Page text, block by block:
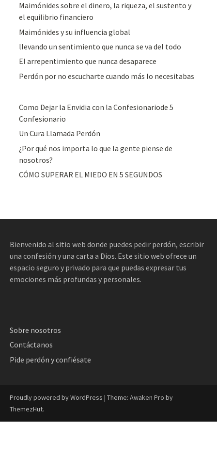
Maimónides sobre el dinero, la riqueza, el sustento y
el equilibrio financiero
Maimónides y su influencia global
llevando un sentimiento que nunca se va del todo
El arrepentimiento que nunca desaparece
Perdón por no escucharte cuando más lo necesitabas
Como Dejar la Envidia con la Confesionariode 5
Confesionario
Un Cura Llamada Perdón
¿Por qué nos importa lo que la gente piense de
nosotros?
CÓMO SUPERAR EL MIEDO EN 5 SEGUNDOS
Bienvenido al sitio web donde puedes pedir perdón, escribir
una confesión y una carta a Dios. Este sitio web ofrece un
espacio seguro y privado para que puedas expresar tus
emociones más profundas y personales.
Sobre nosotros
Contáctanos
Pide perdón y confiésate
Proudly powered by WordPress | Theme: Awaken Pro by
ThemezHut.